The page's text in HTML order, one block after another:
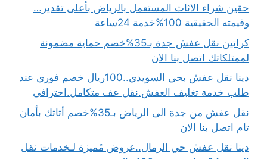
حقين شراء الاثاث المستعمل بالرياض بأعلى تقدير…
وقيمته الحقيقية 100%خدمة 24ساعة
كراتين نقل عفش جدة بـ35%خصم حماية مضمونة
لممتلكاتك اتصل بنا الان
دينا نقل عفش بحي السويدي..100ريال خصم فوري عند
طلب خدمة تغليف العفش.نقل عف متكامل.احترافي
نقل عفش من جدة الى الرياض بـ35%خصم أثاثك بأمان
تام اتصل بنا الان
دينا نقل عفش حي الرمال..عروض مُميزة لـخدمات نقل